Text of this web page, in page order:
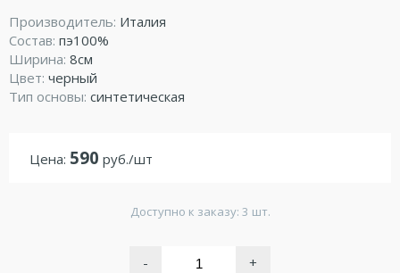
Производитель: Италия
Состав: пэ100%
Ширина: 8см
Цвет: черный
Тип основы: синтетическая
Цена: 590 руб./шт
Доступно к заказу: 3 шт.
- +